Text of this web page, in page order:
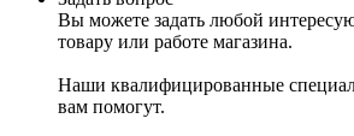
Вы можете задать любой
товару или работе магазина.
Наши квалифицированные
вам помогут.